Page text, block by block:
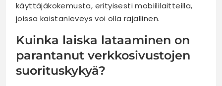
käyttäjäkokemusta, erityisesti mobiililaitteilla,
joissa kaistanleveys voi olla rajallinen.
Kuinka laiska lataaminen on
parantanut verkkosivustojen
suorituskykyä?